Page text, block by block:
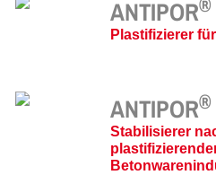
ANTIPOR
Plastifizierer
ANTIPOR®
Stabilisierer